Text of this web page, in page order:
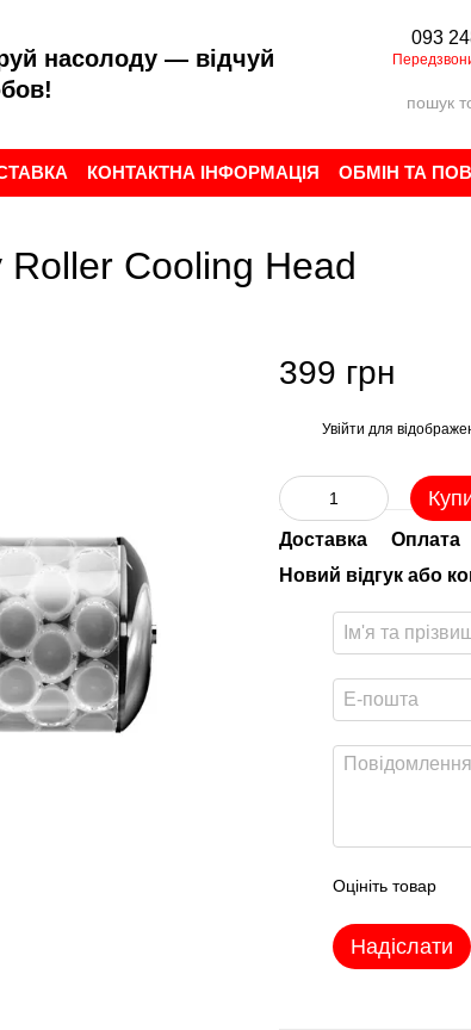
насолоду — відчуй
093
КОНТАКТНА ІНФОРМАЦІЯ
ОБМІН ТА
БРЕНДИ ВІДГУКИ ПРО МАГАЗИН
Cooling Head
399 грн
Увійти для
Доставка
Оплата
Новий відгук або
Оцініть товар
Надіслати